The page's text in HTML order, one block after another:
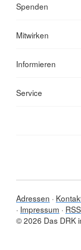
Spenden
Mitwirken
Informieren
Service
Adressen
Impressum
© 2026 Das DRK